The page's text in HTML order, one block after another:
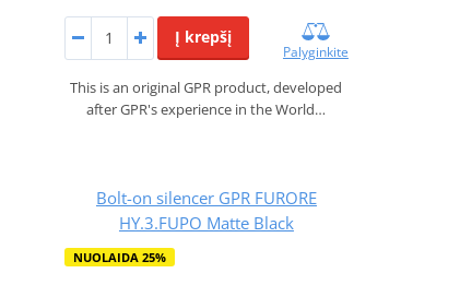
Į krepšį
Palyginkite
This is an original GPR product, developed
after GPR's experience in the World…
Bolt-on silencer GPR FURORE
HY.3.FUPO Matte Black
NUOLAIDA 25%